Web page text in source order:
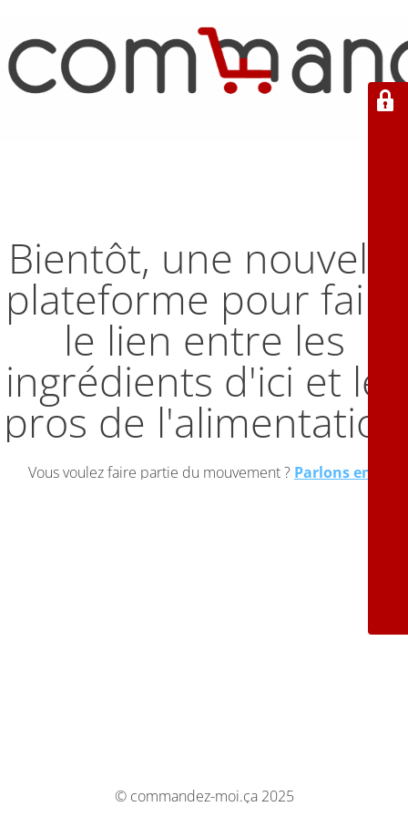
Bientôt, une nouvelle
plateforme pour faire
le lien entre les
ingrédients d'ici et les
pros de l'alimentation
Vous voulez faire partie du mouvement ? Parlons en !
© commandez-moi.ça 2025